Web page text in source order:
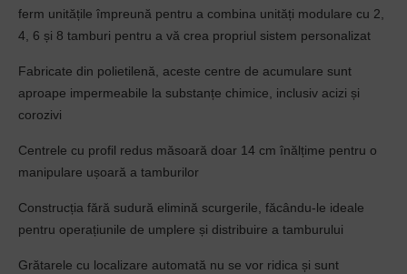
ferm unitățile împreună pentru a combina unități modulare cu 2,
4, 6 și 8 tamburi pentru a vă crea propriul sistem personalizat
Fabricate din polietilenă, aceste centre de acumulare sunt
aproape impermeabile la substanțe chimice, inclusiv acizi și
corozivi
Centrele cu profil redus măsoară doar 14 cm înălțime pentru o
manipulare ușoară a tamburilor
Construcția fără sudură elimină scurgerile, făcându-le ideale
pentru operațiunile de umplere și distribuire a tamburului
Grătarele cu localizare automată nu se vor ridica și sunt